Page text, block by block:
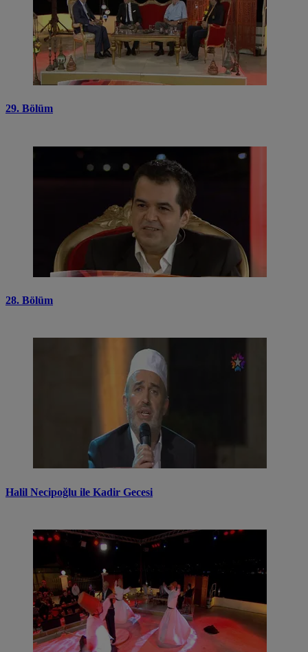
29. Bölüm
28. Bölüm
Halil Necipoğlu ile Kadir Gecesi